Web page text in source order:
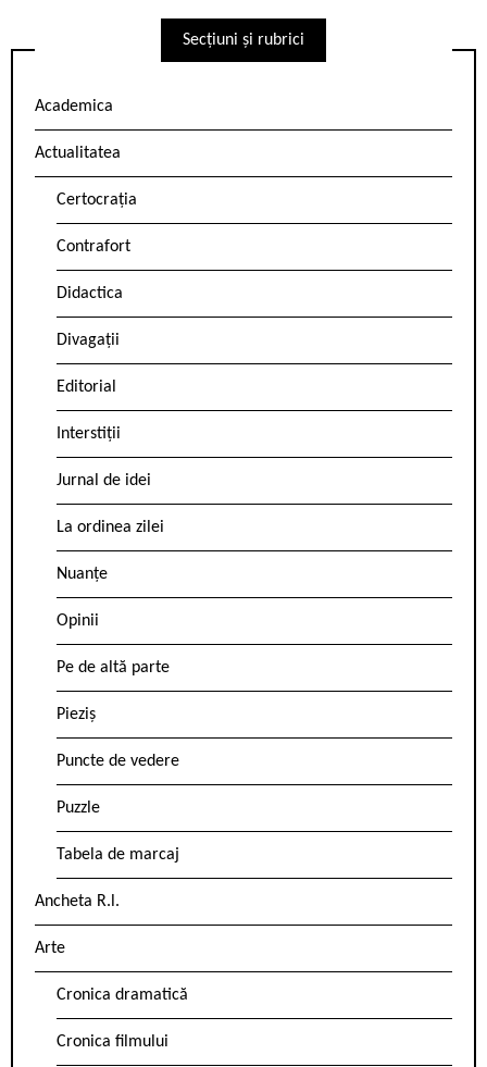
Secțiuni și rubrici
Academica
Actualitatea
Certocrația
Contrafort
Didactica
Divagații
Editorial
Interstiții
Jurnal de idei
La ordinea zilei
Nuanțe
Opinii
Pe de altă parte
Pieziș
Puncte de vedere
Puzzle
Tabela de marcaj
Ancheta R.l.
Arte
Cronica dramatică
Cronica filmului